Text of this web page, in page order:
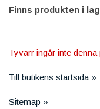
Finns produkten i
Tyvärr ingår inte
Till butikens startsida »
Sitemap »